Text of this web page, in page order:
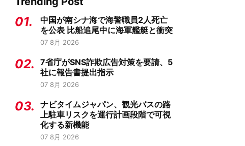
01.
中国が南シナ海で海警職員2人死亡
を公表 比船追尾中に海軍艦艇と衝突
07 8月 2026
02.
7省庁がSNS詐欺広告対策を要請、5
社に報告書提出指示
07 8月 2026
03.
ナビタイムジャパン、観光バスの路
上駐車リスクを運行計画段階で可視
化する新機能
07 8月 2026